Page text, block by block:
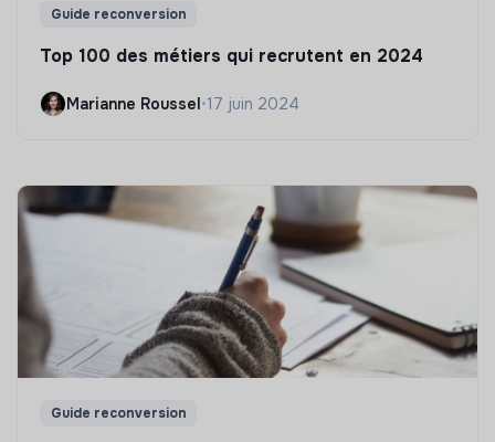
Guide reconversion
Top 100 des métiers qui recrutent en 2024
Marianne Roussel•17 juin 2024
Guide reconversion